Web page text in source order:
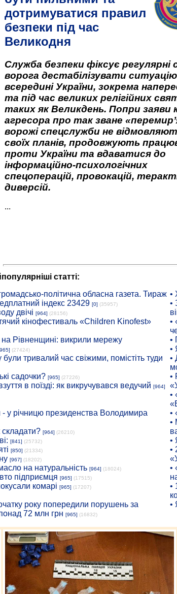
дотримуватися правил
безпеки під час
Великодня
Служба безпеки фіксує регулярні
ворога дестабілізувати ситуацію
всередині України, зокрема
та під час великих релігійних
таких як Великдень. Попри заяви
агресора про так зване
ворожі спецслужби не
своїх планів, продовжують
проти України та вдаватися до
інформаційно-психологічних
спецоперацій, провокацій,
диверсій.
...
статті:
політична обласна газета. Тираж
індекс 23429 [0] (35957)
двічі [964] (28156)
кінофестиваль «Children Kinofest»
Рівненщині: викрили мережу
(27424)
тривалий час свіжими, помістіть туди
садочки? [965] (27226)
в поїзді: як викручувався ведучий [964]
у річницю президенства Володимира
[964] (26210)
[841] (25732)
[850] (21334)
[967] (18202)
на натуральність [964] (18024)
підприємця [965] (17515)
комарі [965] (17207)
року попередили порушень за
72 млн грн [965] (16832)
•
•
•
•
•
•
•
•
•
•
•
•
•
•
•